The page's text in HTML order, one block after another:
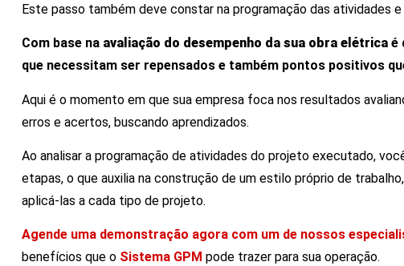
Este passo também deve constar na programação das atividades
Com base na avaliação do desempenho da sua obra elétrica é
que necessitam ser repensados e também pontos positivos
Aqui é o momento em que sua empresa foca nos resultados
erros e acertos, buscando aprendizados.
Ao analisar a programação de atividades do projeto executado,
etapas, o que auxilia na construção de um estilo próprio de
aplicá-las a cada tipo de projeto.
Agende uma demonstração agora com um de nossos
benefícios que o Sistema GPM pode trazer para sua operação.